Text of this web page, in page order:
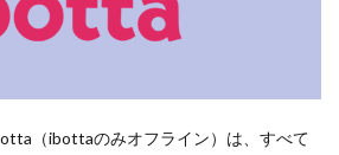
（ibottaのみオフライン）は、すべて